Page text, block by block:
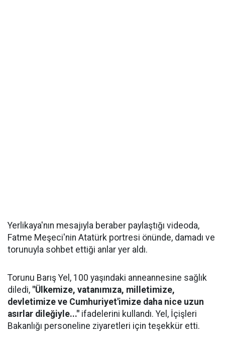
Yerlikaya'nın mesajıyla beraber paylaştığı videoda,
Fatme Meşeci'nin Atatürk portresi önünde, damadı ve
torunuyla sohbet ettiği anlar yer aldı.
Torunu Barış Yel, 100 yaşındaki anneannesine sağlık
diledi, "Ülkemize, vatanımıza, milletimize,
devletimize ve Cumhuriyet'imize daha nice uzun
asırlar dileğiyle..." ifadelerini kullandı. Yel, İçişleri
Bakanlığı personeline ziyaretleri için teşekkür etti.